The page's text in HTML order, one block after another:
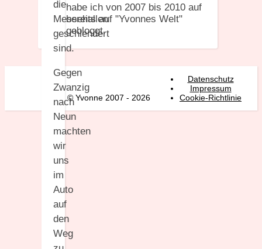
die
Messehallen
geschlendert
sind.
Gegen
Zwanzig
nach
Neun
machten
wir
uns
im
Auto
auf
den
Weg
habe ich von 2007 bis 2010 auf
bereits auf "Yvonnes Welt"
gebloggt.
© Yvonne 2007 - 2026
Datenschutz
Impressum
Cookie-Richtlinie